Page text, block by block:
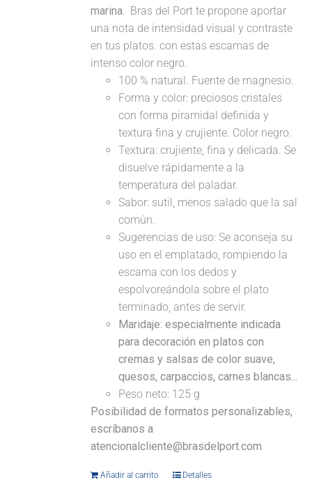
marina. Bras del Port te propone aportar
una nota de intensidad visual y contraste
en tus platos. con estas escamas de
intenso color negro.
100 % natural. Fuente de magnesio.
Forma y color: preciosos cristales
con forma piramidal definida y
textura fina y crujiente. Color negro.
Textura: crujiente, fina y delicada. Se
disuelve rápidamente a la
temperatura del paladar.
Sabor: sutil, menos salado que la sal
común.
Sugerencias de uso: Se aconseja su
uso en el emplatado, rompiendo la
escama con los dedos y
espolvoreándola sobre el plato
terminado, antes de servir.
Maridaje: especialmente indicada
para decoración en platos con
cremas y salsas de color suave,
quesos, carpaccios, carnes blancas...
Peso neto: 125 g
Posibilidad de formatos personalizables,
escríbanos a
atencionalcliente@brasdelport.com
Añadir al carrito Detalles